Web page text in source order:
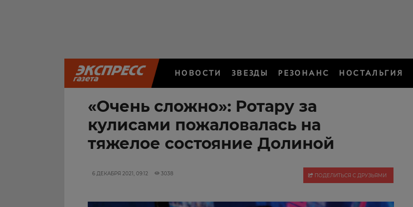
НОВОСТИ ЗВЕЗДЫ РЕЗОНАНС НОСТАЛЬГИЯ
«Очень сложно»: Ротару за
кулисами пожаловалась на
тяжелое состояние Долиной
6 ДЕКАБРЯ 2021, 09:12 3038 ПОДЕЛИТЬСЯ С ДРУЗЬЯМИ